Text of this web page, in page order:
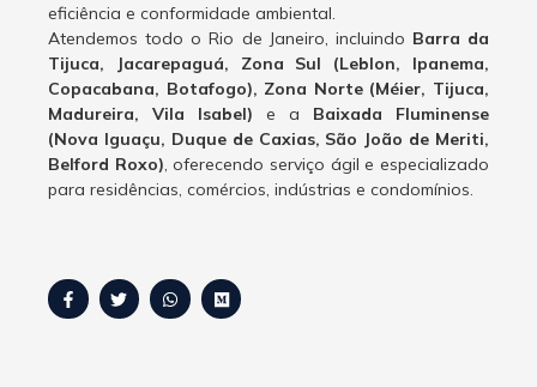
eficiência e conformidade ambiental.
Atendemos todo o Rio de Janeiro, incluindo Barra da
Tijuca, Jacarepaguá, Zona Sul (Leblon, Ipanema,
Copacabana, Botafogo), Zona Norte (Méier, Tijuca,
Madureira, Vila Isabel) e a Baixada Fluminense
(Nova Iguaçu, Duque de Caxias, São João de Meriti,
Belford Roxo), oferecendo serviço ágil e especializado
para residências, comércios, indústrias e condomínios.